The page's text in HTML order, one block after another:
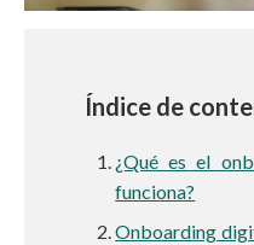
Índice de
¿Qué es el
funciona?
Onboarding